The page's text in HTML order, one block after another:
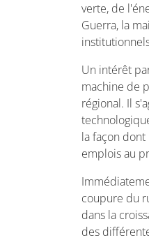
verte, de
Guerra, la
Un intérêt
machine de
régional. Il
la façon
emplois au
coupure du
dans la
des